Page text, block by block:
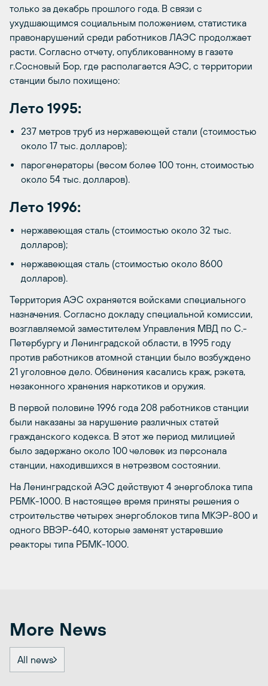
только за декабрь прошлого года. В связи с
ухудшающимся социальным положением, статистика
правонарушений среди работников ЛАЭС продолжает
расти. Согласно отчету, опубликованному в газете
г.Сосновый Бор, где располагается АЭС, с территории
станции было похищено:
Лето 1995:
237 метров труб из нержавеющей стали (стоимостью
около 17 тыс. долларов);
парогенераторы (весом более 100 тонн, стоимостью
около 54 тыс. долларов).
Лето 1996:
нержавеющая сталь (стоимостью около 32 тыс.
долларов);
нержавеющая сталь (стоимостью около 8600
долларов).
Территория АЭС охраняется войсками специального
назначения. Согласно докладу специальной комиссии,
возглавляемой заместителем Управления МВД по С.-
Петербургу и Ленинградской области, в 1995 году
против работников атомной станции было возбуждено
21 уголовное дело. Обвинения касались краж, рэкета,
незаконного хранения наркотиков и оружия.
В первой половине 1996 года 208 работников станции
были наказаны за нарушение различных статей
гражданского кодекса. В этот же период милицией
было задержано около 100 человек из персонала
станции, находившихся в нетрезвом состоянии.
На Ленинградской АЭС действуют 4 энергоблока типа
РБМК-1000. В настоящее время приняты решения о
строительстве четырех энергоблоков типа МКЭР-800 и
одного ВВЭР-640, которые заменят устаревшие
реакторы типа РБМК-1000.
More News
All news